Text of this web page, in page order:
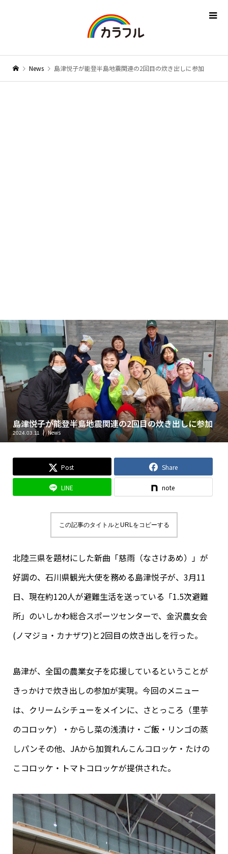
News 島津悦子が能登半島地震関連の2回目の炊き出しに参加
島津悦子が能登半島地震関連の2回目の炊き出しに参加
2024.03.11 News
Post Share
LINE note
この記事のタイトルとURLをコピーする
北陸三県を題材にした新曲「慈雨（なさけあめ）」が
好調の、石川県観光大使を務める島津悦子が、3月11
日、現在約120人が避難生活を送っている「1.5次避難
所」のいしかわ総合スポーツセンターで、金沢農女会
(ノマジョ・カナザワ)と2回目の炊き出しを行った。
島津が、全国の農業女子を応援しているということが
きっかけで炊き出しの参加が実現。今回のメニュー
は、クリームシチューをメインに、さとっころ（里芋
のコロッケ）・からし菜の浅漬け・ご飯・リンゴの蒸
しパンその他、JAから加賀れんこんコロッケ・たけの
こコロッケ・トマトコロッケが提供された。